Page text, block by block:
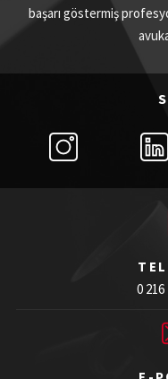
başarı göstermiş
0 216